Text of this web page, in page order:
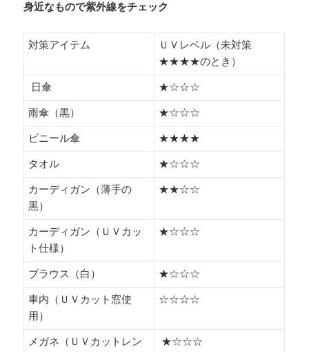
身近なもので紫外線をチェック
対策アイテム
ＵＶレベル（未対策
★★★★のとき）
日傘 ★☆☆☆
雨傘（黒） ★☆☆☆
ビニール傘 ★★★★
タオル ★☆☆☆
カーディガン（薄手の
黒）
★★☆☆
カーディガン（ＵＶカッ
ト仕様）
★☆☆☆
ブラウス（白） ★☆☆☆
車内（ＵＶカット窓使
用）
☆☆☆☆
メガネ（ＵＶカットレン
★☆☆☆